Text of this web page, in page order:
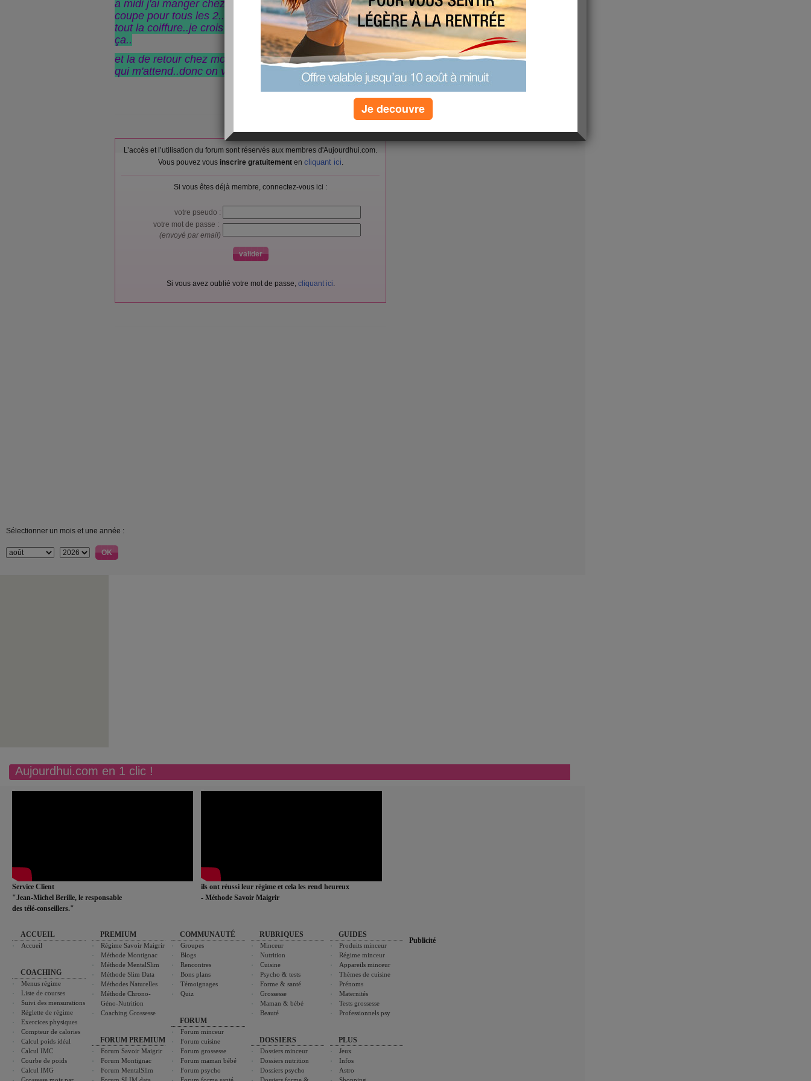
a midi j'ai manger chez mes parents..apres une petite
coupe pour tous les 2..d'ailleur ça me manque pas du
tout la coiffure..je crois que j'aime de moins en moins
ça..
et la de retour chez moi..rentrer du bois..et du menage
qui m'attend..donc on va faire court..biz a tous !
L’accès et l’utilisation du forum sont réservés aux membres d'Aujourdhui.com.
Vous pouvez vous inscrire gratuitementen cliquant ici.
Si vous êtes déjà membre, connectez-vous ici :
votre pseudo :
votre mot de passe :
(envoyé par email)
Si vous avez oublié votre mot de passe, cliquant ici.
Sélectionner un mois et une année :
Aujourdhui.com en 1 clic !
Service Client
"Jean-Michel Berille, le responsable
des télé-conseillers."
ils ont réussi leur régime et cela les rend heureux
- Méthode Savoir Maigrir
ACCUEIL
Accueil
COACHING
Menus régime
Liste de courses
Suivi des mensurations
Réglette de régime
Exercices physiques
Compteur de calories
Calcul poids idéal
Calcul IMC
Courbe de poids
Calcul IMG
PREMIUM
Régime Savoir Maigrir
Méthode Montignac
Méthode MentalSlim
Méthode Slim Data
Méthodes Naturelles
Méthode Chrono-
Géno-Nutrition
Coaching Grossesse
FORUM PREMIUM
Forum Savoir Maigrir
Forum Montignac
Forum MentalSlim
COMMUNAUTÉ
Groupes
Blogs
Rencontres
Bons plans
Témoignages
Quiz
FORUM
Forum minceur
Forum cuisine
Forum grossesse
Forum maman bébé
Forum psycho
RUBRIQUES
Minceur
Nutrition
Cuisine
Psycho & tests
Forme & santé
Grossesse
Maman & bébé
Beauté
DOSSIERS
Dossiers minceur
Dossiers nutrition
Dossiers psycho
GUIDES
Produits minceur
Régime minceur
Appareils minceur
Thèmes de cuisine
Prénoms
Maternités
Tests grossesse
Professionnels psy
PLUS
Jeux
Infos
Astro
Publicité
Je decouvre